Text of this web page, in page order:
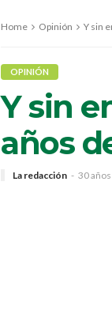
Home Opinión Y sin
OPINIÓN
Y sin
años
La redacción 30 años